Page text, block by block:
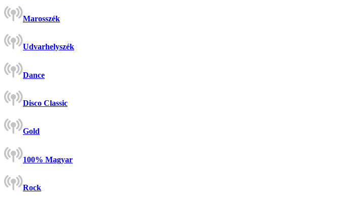
Marosszék
Udvarhelyszék
Dance
Disco Classic
Gold
100% Magyar
Rock